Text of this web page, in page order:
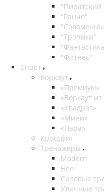
"Пиратский
"Ранчо"
"Тропики"
"Фитнес"
Спорт
Воркаут
«Премиум»
«Воркаут
«Квадрат»
«Мини»
«Пара»
Кроссфит
Тренажеры
Modern
Нео
Силовые
Уличные